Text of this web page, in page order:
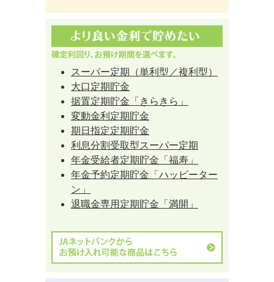
スーパー定期（単利型／複利型）
大口定期貯金
据置定期貯金「きらきら」
変動金利定期貯金
期日指定定期貯金
利息分割受取型スーパー定期
年金受給者定期貯金「福寿」
年金予約定期貯金「ハッピーター
ン」
退職金専用定期貯金「満開」